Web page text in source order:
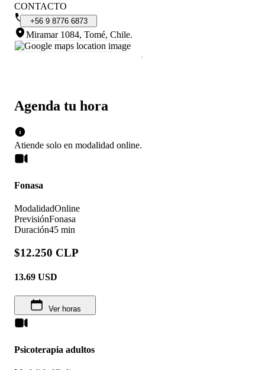
Agenda tu hora
Atiende solo en modalidad online.
Fonasa
ModalidadOnline
PrevisiónFonasa
Duración45 min
$12.250 CLP
13.69 USD
Ver horas
Psicoterapia adultos
CONTACTO
+56 9 8776 6873
Miramar 1084, Tomé, Chile.